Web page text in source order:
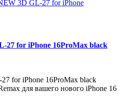
27 for iPhone 16ProMax black
for iPhone 16ProMax black
для вашего нового iPhone 16